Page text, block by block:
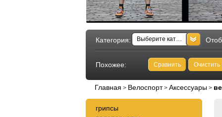
Категория: Выберите категорию
Похожее: Сравнить Очистить
Главная > Велоспорт> Аксессуары>
грипсы